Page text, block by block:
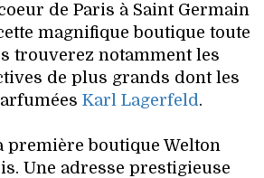
DES MARQUES
DÉCO
& LOISIRS
de Paris à Saint Germain
magnifique boutique toute
trouverez notamment les
de plus grands dont les
Karl Lagerfeld.
première boutique Welton
Une adresse prestigieuse